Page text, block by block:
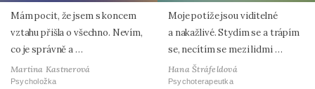
Mám pocit, že jsem s koncem
vztahu přišla o všechno. Nevím,
co je správně a …
Martina Kastnerová
Psycholožka
Moje potíže jsou viditelné
a nakažlivé. Stydím se a trápím
se, necítím se mezi lidmi …
Hana Štráfeldová
Psychoterapeutka